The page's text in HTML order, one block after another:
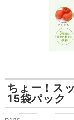
ちょー！ス
15袋パック